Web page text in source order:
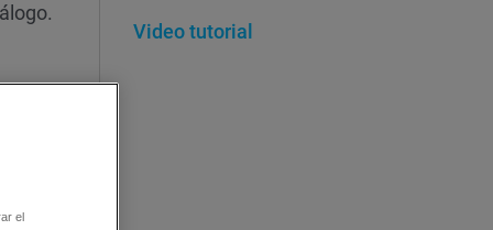
Video tutorial
Para
el